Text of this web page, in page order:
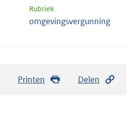
Rubriek
omgevingsvergunning
Printen Delen